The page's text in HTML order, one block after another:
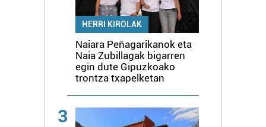
HERRI KIROLAK
Naiara Peñagarikanok eta
Naia Zubillagak bigarren
egin dute Gipuzkoako
trontza txapelketan
3